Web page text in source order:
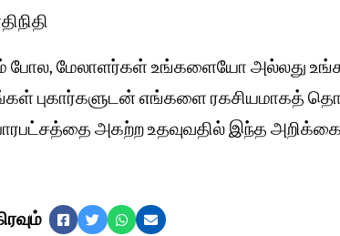
போல, மேலாளர்கள் உங்களையோ அல்லது
புகார்களுடன் எங்களை ரகசியமாகத்
அகற்ற உதவுவதில் இந்த
பேஸ்புக்ட்விட்டர்வாட்ஸ்அப்மின்னஞ்சல்